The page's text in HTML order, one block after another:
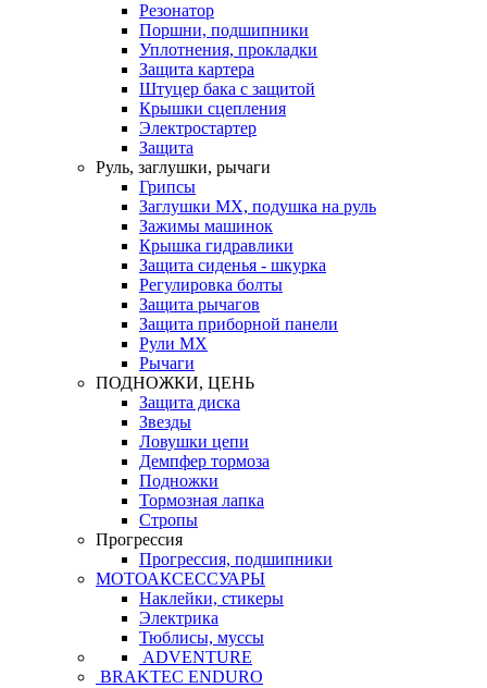
Резонатор
Поршни, подшипники
Уплотнения, прокладки
Защита картера
Штуцер бака с защитой
Крышки сцепления
Электростартер
Защита
Руль, заглушки, рычаги
Грипсы
Заглушки MX, подушка на руль
Зажимы машинок
Крышка гидравлики
Защита сиденья - шкурка
Регулировка болты
Защита рычагов
Защита приборной панели
Рули MX
Рычаги
ПОДНОЖКИ, ЦЕНЬ
Защита диска
Звезды
Ловушки цепи
Демпфер тормоза
Подножки
Тормозная лапка
Стропы
Прогрессия
Прогрессия, подшипники
МОТОАКСЕССУАРЫ
Наклейки, стикеры
Электрика
Тюблисы, муссы
ADVENTURE
BRAKTEC ENDURO